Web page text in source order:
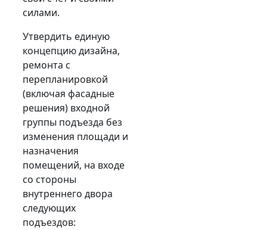
силами.
Утвердить единую
концепцию дизайна,
ремонта с
перепланировкой
(включая фасадные
решения) входной
группы подъезда без
изменения площади и
назначения
помещений, на входе
со стороны
внутреннего двора
следующих
подъездов: